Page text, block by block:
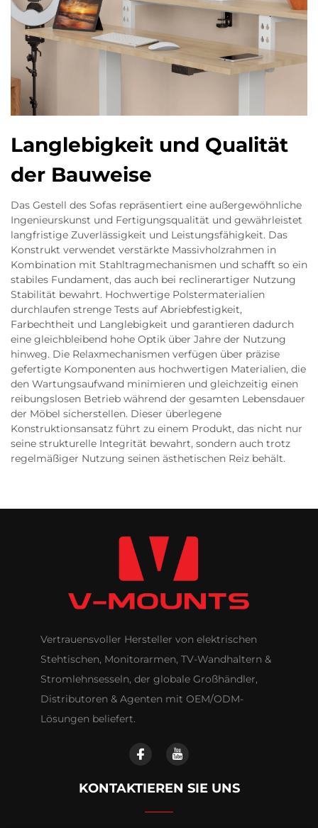
Langlebigkeit und Qualität
der Bauweise
Das Gestell des Sofas repräsentiert eine außergewöhnliche
Ingenieurskunst und Fertigungsqualität und gewährleistet
langfristige Zuverlässigkeit und Leistungsfähigkeit. Das
Konstrukt verwendet verstärkte Massivholzrahmen in
Kombination mit Stahltragmechanismen und schafft so ein
stabiles Fundament, das auch bei reclinerartiger Nutzung
Stabilität bewahrt. Hochwertige Polstermaterialien
durchlaufen strenge Tests auf Abriebfestigkeit,
Farbechtheit und Langlebigkeit und garantieren dadurch
eine gleichbleibend hohe Optik über Jahre der Nutzung
hinweg. Die Relaxmechanismen verfügen über präzise
gefertigte Komponenten aus hochwertigen Materialien, die
den Wartungsaufwand minimieren und gleichzeitig einen
reibungslosen Betrieb während der gesamten Lebensdauer
der Möbel sicherstellen. Dieser überlegene
Konstruktionsansatz führt zu einem Produkt, das nicht nur
seine strukturelle Integrität bewahrt, sondern auch trotz
regelmäßiger Nutzung seinen ästhetischen Reiz behält.
Vertrauensvoller Hersteller von elektrischen
Stehtischen, Monitorarmen, TV-Wandhaltern &
Stromlehnsesseln, der globale Großhändler,
Distributoren & Agenten mit OEM/ODM-
Lösungen beliefert.
KONTAKTIEREN SIE UNS